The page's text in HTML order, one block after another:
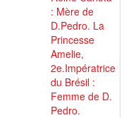
: Mère de
D.Pedro. La
Princesse
Amelie,
2e.Impératrice
du Brésil :
Femme de D.
Pedro.